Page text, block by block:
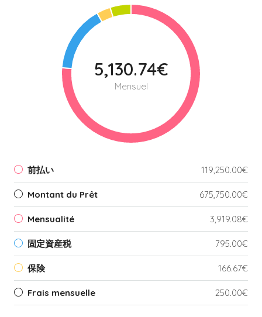
5,130.74€
Mensuel
前払い 119,250.00€
Montant du Prêt 675,750.00€
Mensualité 3,919.08€
固定資産税 795.00€
保険 166.67€
Frais mensuelle 250.00€